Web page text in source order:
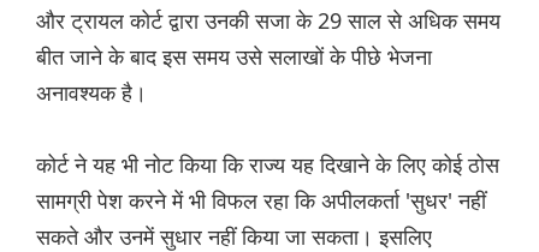
और ट्रायल कोर्ट द्वारा उनकी सजा के 29 साल से अधिक समय
बीत जाने के बाद इस समय उसे सलाखों के पीछे भेजना
अनावश्यक है।
कोर्ट ने यह भी नोट किया कि राज्य यह दिखाने के लिए कोई ठोस
सामग्री पेश करने में भी विफल रहा कि अपीलकर्ता 'सुधर' नहीं
सकते और उनमें सुधार नहीं किया जा सकता। इसलिए